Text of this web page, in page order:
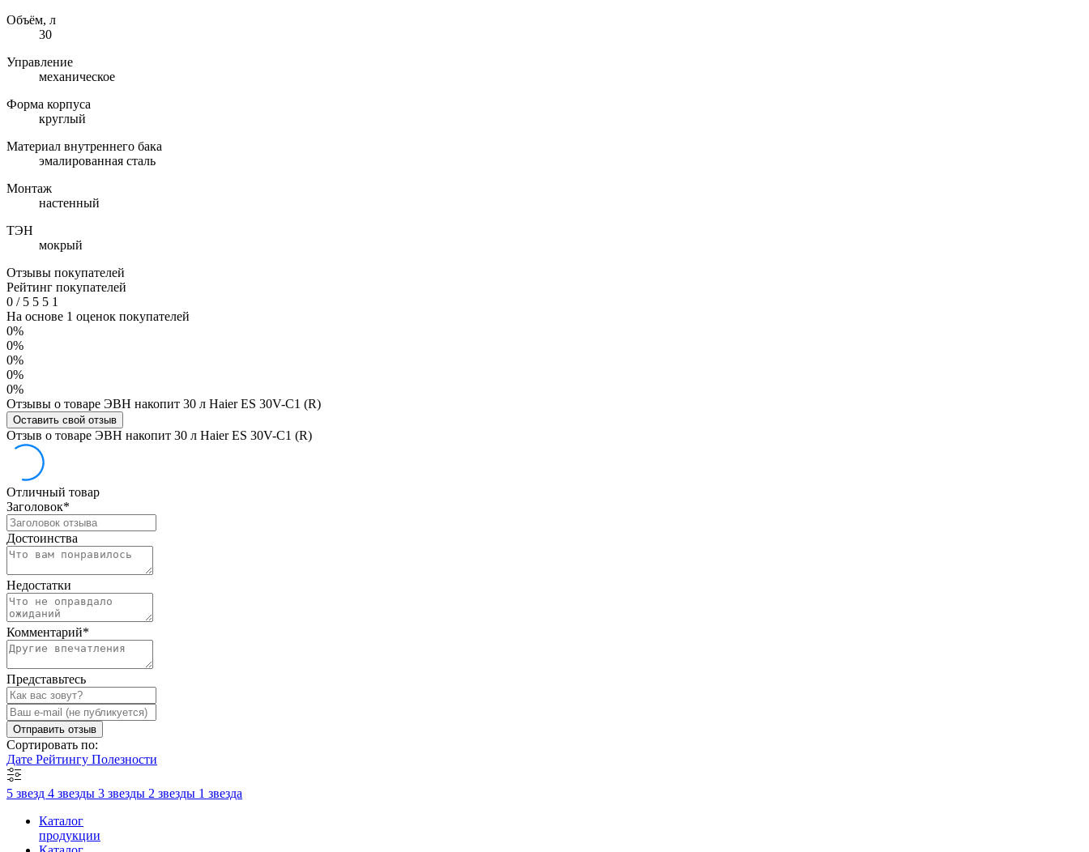
Объём, л
30
Управление
механическое
Форма корпуса
круглый
Материал внутреннего бака
эмалированная сталь
Монтаж
настенный
ТЭН
мокрый
Отзывы покупателей
Рейтинг покупателей
0 /5 5 5 1
На основе 1 оценок покупателей
0%
0%
0%
0%
0%
Отзывы о товаре ЭВН накопит 30 л Haier ES 30V-C1 (R)
Оставить свой отзыв
Отзыв о товаре ЭВН накопит 30 л Haier ES 30V-C1 (R)
Отличный товар
Заголовок*
Достоинства
Недостатки
Комментарий*
Представьтесь
Отправить отзыв
Сортировать по:
Дате Рейтингу Полезности
5 звезд 4 звезды 3 звезды 2 звезды 1 звезда
Каталог
продукции